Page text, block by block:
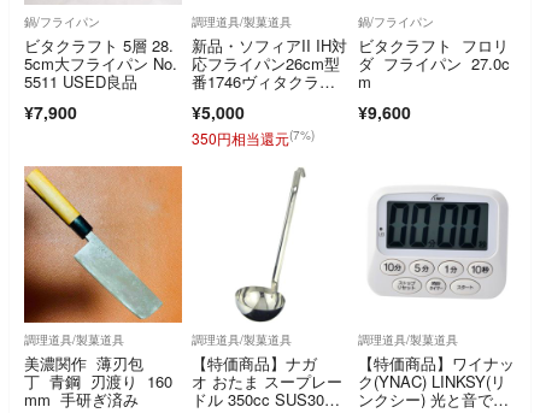
鍋/フライパン
ビタクラフト 5層 28.
5cm大フライパン No.
5511 USED良品
¥7,900
調理道具/製菓道具
新品・ソフィアII IH対
応フライパン26cm型
番1746ヴィタクラフ
¥5,000
350円相当還元(7%)
鍋/フライパン
ビタクラフト フロリ
ダ フライパン 27.0c
m
¥9,600
調理道具/製菓道具
美濃関作 薄刃包
丁 青鋼 刃渡り 160
mm 手研ぎ済み
調理道具/製菓道具
【特価商品】ナガ
オ おたま スープレー
ドル 350cc SUS30
調理道具/製菓道具
【特価商品】ワイナッ
ク(YNAC) LINKSY(リ
ンクシー) 光と音で知